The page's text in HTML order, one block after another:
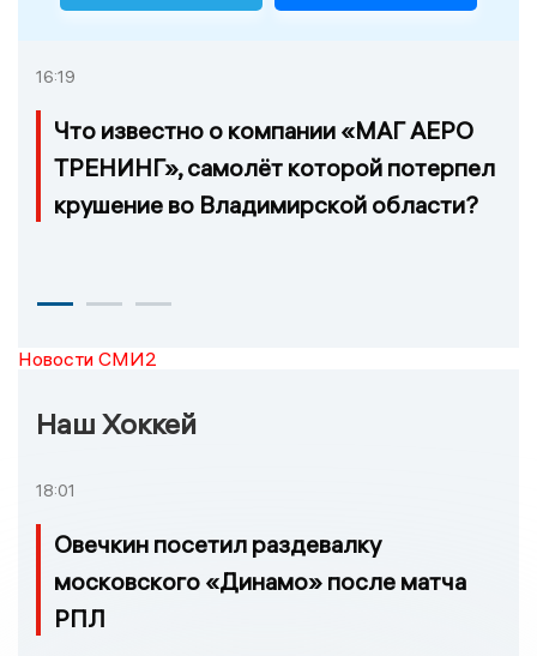
16:19
Что известно о компании «МАГ АЕРО
ТРЕНИНГ», самолёт которой потерпел
крушение во Владимирской области?
Новости СМИ2
Наш Хоккей
18:01
Овечкин посетил раздевалку
московского «Динамо» после матча
РПЛ